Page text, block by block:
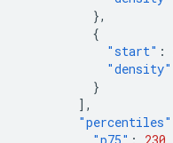
},
{
"start" :
"density"
}
],
"percentiles"